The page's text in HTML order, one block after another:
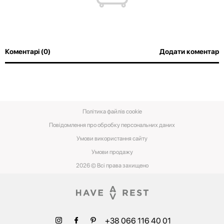
Коментарі (0) Додати коментар
2026 © Всі права захищено
Повідомлення про обробку персональних даних
Умови використання сайту
Умови‌ ‌продажу‌
Політика файлів cookie
+38 066 116 40 01